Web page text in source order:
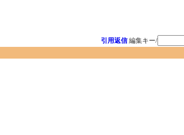
引用返信 編集キー/